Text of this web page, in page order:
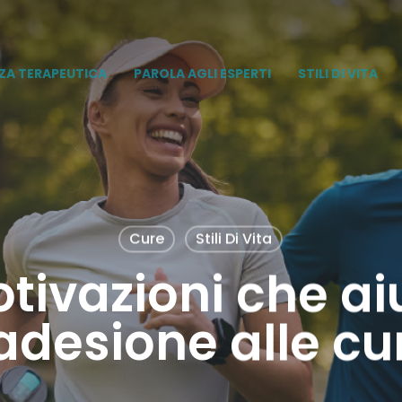
TERAPEUTICA PAROLA AGLI ESPERTI STILI DI VITA
Cure Stili Di Vita
che
alle